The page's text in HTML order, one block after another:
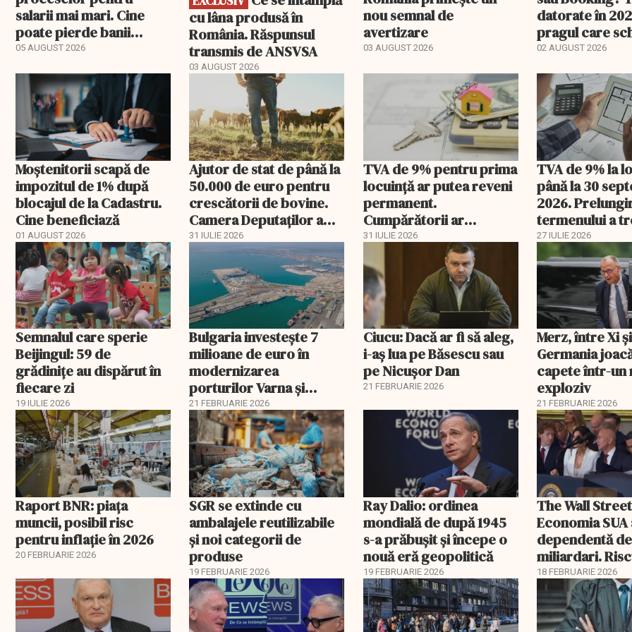
salarii mai mari. Cine
poate pierde banii
ceruți statului
05 AUGUST 2026
cu lâna produsă în
România. Răspunsul
transmis de ANSVSA
03 AUGUST 2026
nou semnal de
avertizare
03 AUGUST 2026
datorate în
pragul care
regimul fiscal
02 AUGUST 2026
Moștenitorii scapă de
impozitul de 1% după
blocajul de la Cadastru.
Cine beneficiază
01 AUGUST 2026
Ajutor de stat de până la
50.000 de euro pentru
crescătorii de bovine.
Camera Deputaților a
aprobat schema
31 IULIE 2026
TVA de 9% pentru prima
locuință ar putea reveni
permanent.
Cumpărătorii ar
economisi zeci de mii de
31 IULIE 2026
TVA de 9% la
până la 30
2026.
termenului a
comisia din
27 IULIE 2026
Semnalul care sperie
Beijingul: 59 de
grădinițe au dispărut în
fiecare zi
19 IULIE 2026
Bulgaria investește 7
milioane de euro în
modernizarea
porturilor Varna și
Burgas
21 FEBRUARIE 2026
Ciucu: Dacă ar fi să aleg,
i-aș lua pe Băsescu sau
pe Nicușor Dan
21 FEBRUARIE 2026
Merz, între Xi
Germania
capete într-un
exploziv
21 FEBRUARIE 2026
Raport BNR: piața
muncii, posibil risc
pentru inflație în 2026
20 FEBRUARIE 2026
SGR se extinde cu
ambalajele reutilizabile
și noi categorii de
produse
19 FEBRUARIE 2026
Ray Dalio: ordinea
mondială de după 1945
s-a prăbușit și începe o
nouă eră geopolitică
19 FEBRUARIE 2026
The Wall
Economia
dependentă de
miliardari.
pentru burse
18 FEBRUARIE 2026
EXCLUSIV EXCLUSIV